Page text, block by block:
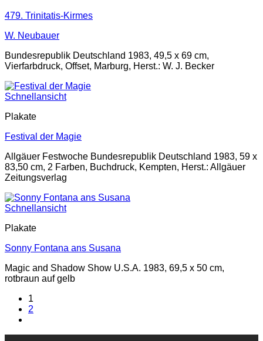
479. Trinitatis-Kirmes
W. Neubauer
Bundesrepublik Deutschland 1983, 49,5 x 69 cm,
Vierfarbdruck, Offset, Marburg, Herst.: W. J. Becker
Schnellansicht
Plakate
Festival der Magie
Allgäuer Festwoche Bundesrepublik Deutschland 1983, 59 x
83,50 cm, 2 Farben, Buchdruck, Kempten, Herst.: Allgäuer
Zeitungsverlag
Schnellansicht
Plakate
Sonny Fontana ans Susana
Magic and Shadow Show U.S.A. 1983, 69,5 x 50 cm,
rotbraun auf gelb
1
2